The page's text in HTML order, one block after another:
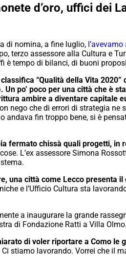
d’oro, uffici dei
di nomina, a fine luglio,
terzo assessore alla Cultura e
è tempo di bilanci, di buoni
“Qualità della Vita
Un po’ poco per una città che è
ambire a diventare capitale
nego che di errori di strategia
andava fin troppo bene, si è
fermato chissà quali progetti, in
L’ex assessore Simona
una città come Lecco presenta
e l’Ufficio Cultura sta
a inaugurare la grande
di Fondazione Ratti a Villa Olmo.
di voler riportare a Como le
stiamo lavorando. Vorrei che il